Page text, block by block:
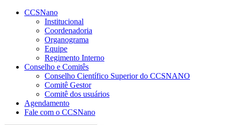
Conteúdo principal
CCSNano
Institucional
Coordenadoria
Organograma
Equipe
Regimento Interno
Conselho e Comitês
Conselho Científico Superior do CCSNANO
Comitê Gestor
Comitê dos usuários
Agendamento
Fale com o CCSNano